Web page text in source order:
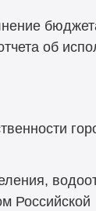
об
Российской